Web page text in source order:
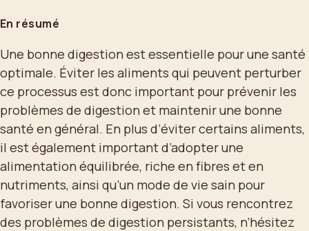
En résumé
Une bonne digestion est essentielle pour une santé
optimale. Éviter les aliments qui peuvent perturber
ce processus est donc important pour prévenir les
problèmes de digestion et maintenir une bonne
santé en général. En plus d’éviter certains aliments,
il est également important d’adopter une
alimentation équilibrée, riche en fibres et en
nutriments, ainsi qu’un mode de vie sain pour
favoriser une bonne digestion. Si vous rencontrez
des problèmes de digestion persistants, n’hésitez